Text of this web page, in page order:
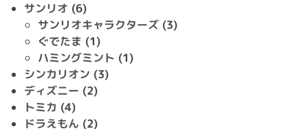
サンリオ (6)
サンリオキャラクターズ (3)
ぐでたま (1)
ハミングミント (1)
シンカリオン (3)
ディズニー (2)
トミカ (4)
ドラえもん (2)